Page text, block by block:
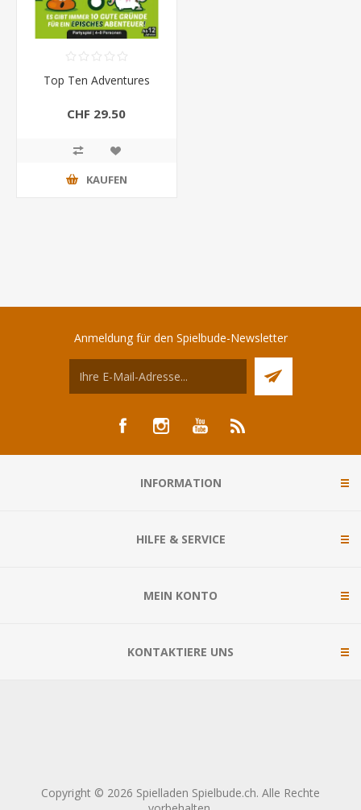
Top Ten Adventures
CHF 29.50
KAUFEN
Anmeldung für den Spielbude-Newsletter
INFORMATION
HILFE & SERVICE
MEIN KONTO
KONTAKTIERE UNS
Copyright © 2026 Spielladen Spielbude.ch. Alle Rechte